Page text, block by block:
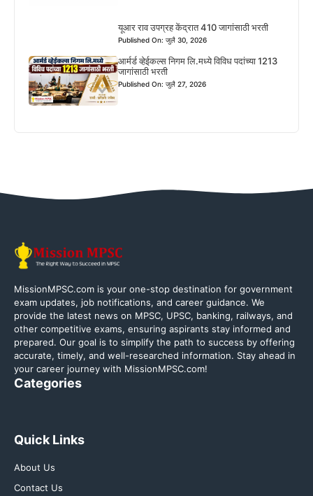
यूआर राव उपग्रह केंद्रात 410 जागांसाठी भरती
Published On: जुलै 30, 2026
आर्मर्ड व्हेईकल्स निगम लि.मध्ये विविध पदांच्या 1213
जागांसाठी भरती
Published On: जुलै 27, 2026
MissionMPSC.com is your one-stop destination for government
exam updates, job notifications, and career guidance. We
provide the latest news on MPSC, UPSC, banking, railways, and
other competitive exams, ensuring aspirants stay informed and
prepared. Our goal is to simplify the path to success by offering
accurate, timely, and well-researched information. Stay ahead in
your career journey with MissionMPSC.com!
Categories
Quick Links
About Us
Contact Us